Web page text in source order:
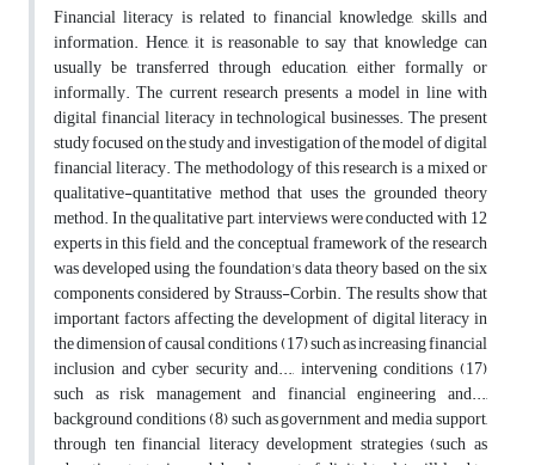
Financial literacy is related to financial knowledge, skills and
information. Hence, it is reasonable to say that knowledge can
usually be transferred through education, either formally or
informally. The current research presents a model in line with
digital financial literacy in technological businesses. The present
study focused on the study and investigation of the model of digital
financial literacy. The methodology of this research is a mixed or
qualitative-quantitative method that uses the grounded theory
method. In the qualitative part, interviews were conducted with 12
experts in this field, and the conceptual framework of the research
was developed using the foundation's data theory based on the six
components considered by Strauss-Corbin. The results show that
important factors affecting the development of digital literacy in
the dimension of causal conditions (17) such as increasing financial
inclusion and cyber security and..., intervening conditions (17)
such as risk management and financial engineering and...,
background conditions (8) such as government and media support,
through ten financial literacy development strategies (such as